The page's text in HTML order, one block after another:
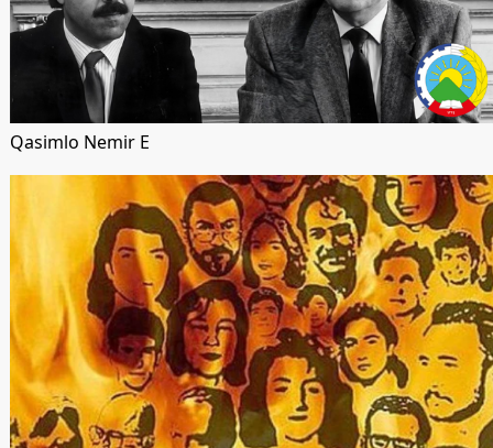
Qasimlo Nemir E